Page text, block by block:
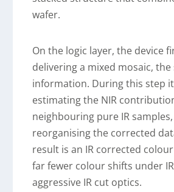
wafer.
On the logic layer, the device
delivering a mixed mosaic,
information. During this step it
estimating the NIR
neighbouring pure IR
reorganising the corrected
result is an IR corrected
far fewer colour shifts under
aggressive IR cut optics.